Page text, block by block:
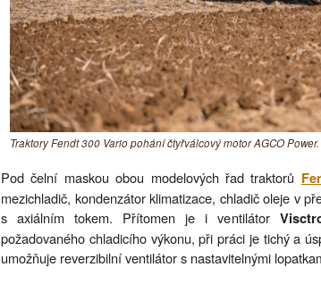
Traktory Fendt 300 Vario pohání čtyřválcový motor AGCO Power.
Pod čelní maskou obou modelových řad traktorů
mezichladič, kondenzátor klimatizace, chladič oleje v
s axiálním tokem. Přítomen je i ventilátor
požadovaného chladicího výkonu, při práci je tichý a
umožňuje reverzibilní ventilátor s nastavitelnými